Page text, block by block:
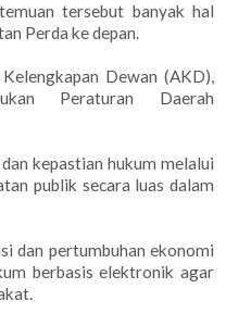
tersebut banyak hal
Perda ke depan.
Dewan (AKD),
Peraturan Daerah
kepastian hukum melalui
publik secara luas dalam
dan pertumbuhan ekonomi
berbasis elektronik agar